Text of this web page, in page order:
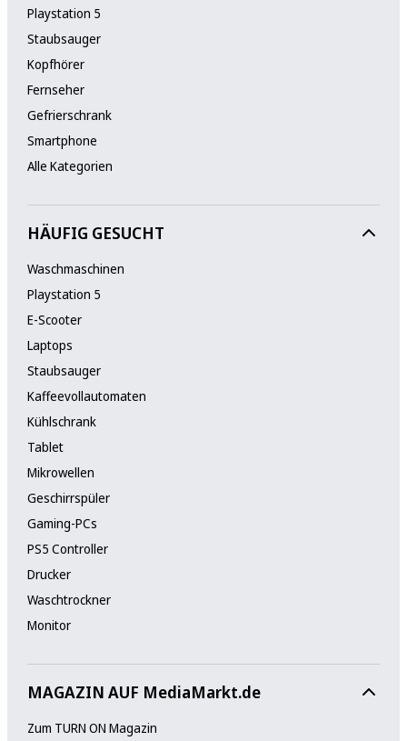
Playstation 5
Staubsauger
Kopfhörer
Fernseher
Gefrierschrank
Smartphone
Alle Kategorien
HÄUFIG GESUCHT
Waschmaschinen
Playstation 5
E-Scooter
Laptops
Staubsauger
Kaffeevollautomaten
Kühlschrank
Tablet
Mikrowellen
Geschirrspüler
Gaming-PCs
PS5 Controller
Drucker
Waschtrockner
Monitor
MAGAZIN AUF MediaMarkt.de
Zum TURN ON Magazin